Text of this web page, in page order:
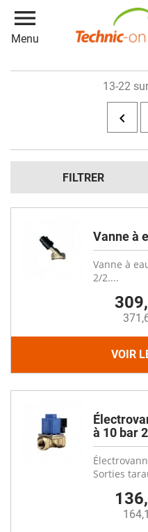
menu
Menu
FILTRER
13-22

Vanne à
Vanne à
2/2....
VOIR
à 10 bar
Sorties